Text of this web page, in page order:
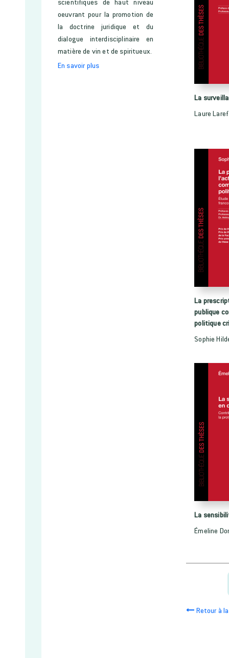
scientifiques de haut niveau
oeuvrant pour la promotion de
la doctrine juridique et du
dialogue interdisciplinaire en
matière de vin et de spiritueux.
En savoir plus
La
Laure Laref
La
publique
politique
Sophie
La
Émeline
Retour à